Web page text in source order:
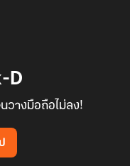
D
วางมือถือไม่ลง!